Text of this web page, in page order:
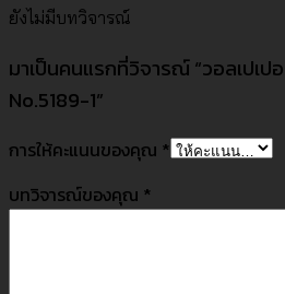
ยังไม่มีบทวิจารณ์
มาเป็นคนแรกที่วิจารณ์ “วอลเปเ
No.5189-1”
การให้คะแนนของคุณ *
บทวิจารณ์ของคุณ *